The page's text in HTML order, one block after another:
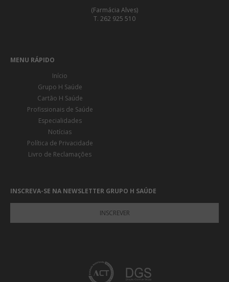
(Farmácia Alves)
T. 262 925 510
MENU RÁPIDO
Início
Grupo H Saúde
Cartão H Saúde
Profissionais de Saúde
Especialidades
Notícias
Política de Privacidade
Livro de Reclamações
INSCREVA-SE NA NEWSLETTER GRUPO H SAÚDE
INSCREVER